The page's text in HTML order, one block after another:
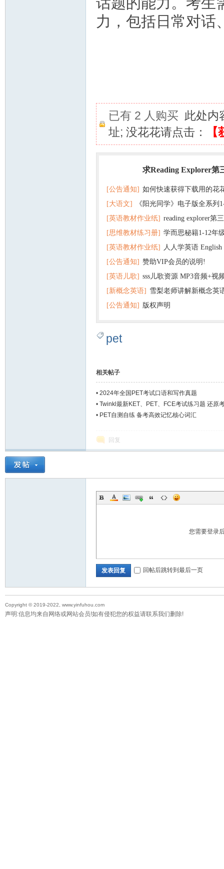
力，包括日常对话
已有 2 人购买 此处内
址; 没花花请点击：
求Reading Explorer第
[公告通知] 如何快速获得下载用的花
[大语文]
《阳光同学》电子版全系列
+英语
[英语教材作业纸] reading explorer第
+音频 百度云网盘下载
[思维教材练习册] 学而思秘籍1-12年
子版PDF全册 百度网盘
[英语教材作业纸] 人人学英语
版pdf 百度网盘下载
[公告通知] 赞助VIP会员的说明!
[英语儿歌] sss儿歌资源 MP3音频+视
百度云网盘下载
[新概念英语] 雪梨老师讲解新概念英
[公告通知] 版权声明
pet
相关帖子
• 2024年全国PET考试口语和写作真题
• Twinkl最新KET、PET、FCE考试练习题 还原
• PET自测自练 备考高效记忆核心词汇
回复
您需要登录
发表回复 回帖后跳转到最后一页
Copyright © 2019-2022, www.yinfuhou.com
声明:信息均来自网络或网站会员!如有侵犯您的权益请联系我们删除!